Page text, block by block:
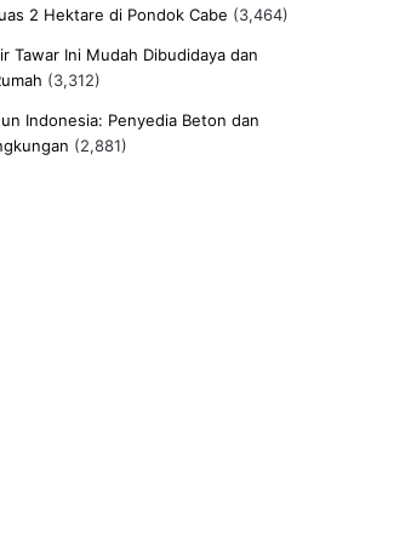
2 Hektare di Pondok Cabe (3,464)
Tawar Ini Mudah Dibudidaya dan
(3,312)
Indonesia: Penyedia Beton dan
(2,881)